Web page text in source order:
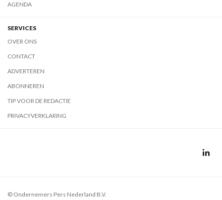
AGENDA
SERVICES
OVER ONS
CONTACT
ADVERTEREN
ABONNEREN
TIP VOOR DE REDACTIE
PRIVACYVERKLARING
© Ondernemers Pers Nederland B.V.